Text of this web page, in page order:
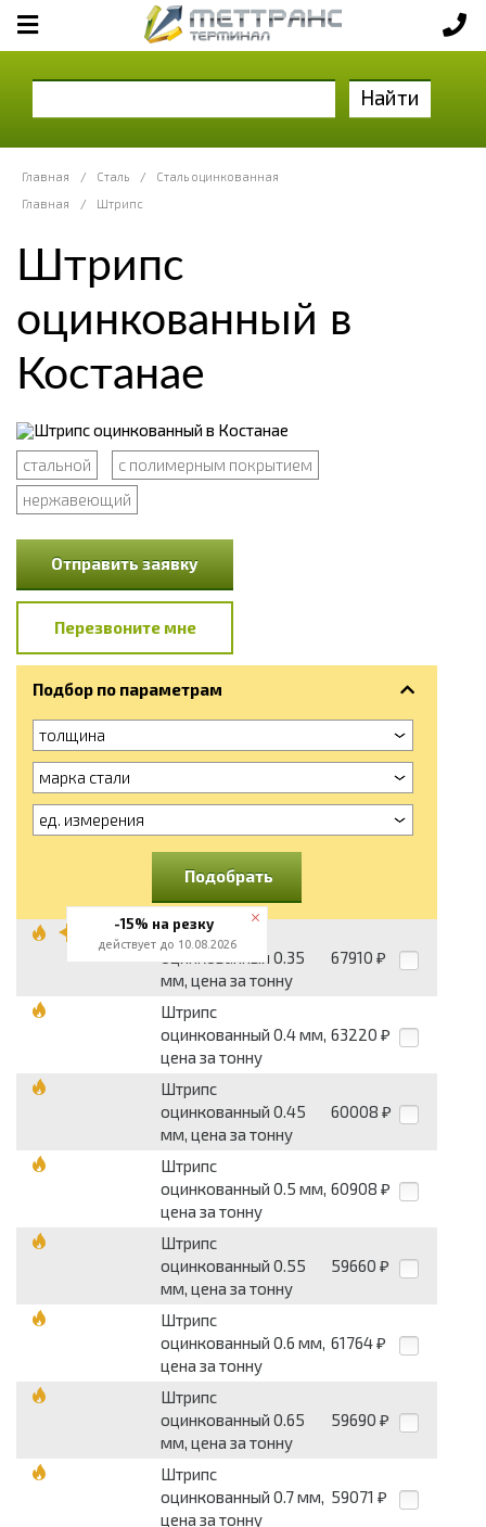
Найти
Главная / Сталь /
Сталь оцинкованная
Главная
/ Штрипс
Штрипс
оцинкованный в
Костанае
стальной
с полимерным покрытием
нержавеющий
Отправить заявку
Перезвоните мне
Подбор по параметрам
толщина
марка стали
ед. измерения
Подобрать
Штрипс
оцинкованный 0.35
мм, цена за тонну
67910 ₽
Штрипс
оцинкованный 0.4 мм,
цена за тонну
63220 ₽
Штрипс
оцинкованный 0.45
мм, цена за тонну
60008 ₽
Штрипс
оцинкованный 0.5 мм,
цена за тонну
60908 ₽
Штрипс
оцинкованный 0.55
мм, цена за тонну
59660 ₽
Штрипс
оцинкованный 0.6 мм,
цена за тонну
61764 ₽
Штрипс
оцинкованный 0.65
мм, цена за тонну
59690 ₽
Штрипс
оцинкованный 0.7 мм,
цена за тонну
59071 ₽
-15% на резку
действует до 10.08.2026